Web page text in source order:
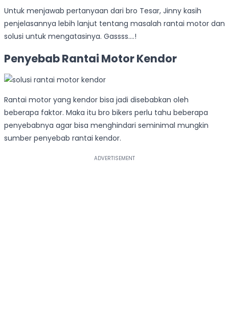
Untuk menjawab pertanyaan dari bro Tesar, Jinny kasih
penjelasannya lebih lanjut tentang masalah rantai motor dan
solusi untuk mengatasinya. Gassss….!
Penyebab Rantai Motor Kendor
Rantai motor yang kendor bisa jadi disebabkan oleh
beberapa faktor. Maka itu bro bikers perlu tahu beberapa
penyebabnya agar bisa menghindari seminimal mungkin
sumber penyebab rantai kendor.